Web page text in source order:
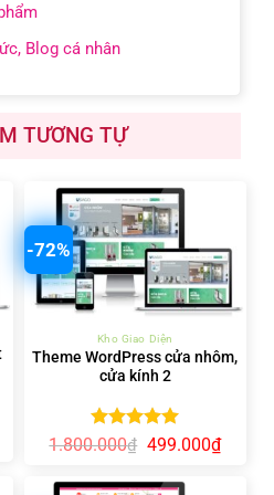
Blog cá nhân
TƯƠNG TỰ
-72%
Kho Giao Diện
Theme WordPress cửa nhôm,
cửa kính 2
Được xếp
1.800.000₫ Giá
499.000₫Giá